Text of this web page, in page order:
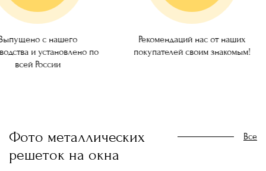
с нашего
и установлено по
всей России
Рекомендаций нас от наших
покупателей своим знакомым!
Фото металлических
решеток на окна
Все